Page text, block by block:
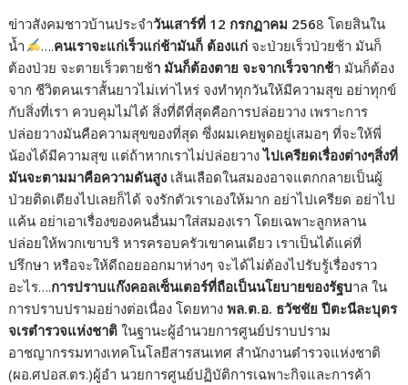
ข่าวสังคมชาวบ้านประจำวันเสาร์ที่ 12 กรกฏาคม 2568 โดยสินใน
น้ำ
….คนเราจะแก่เร็วแก่ช้ามันก็ ต้องแก่จะป่วยเร็วป่วยช้า มันก็
ต้องป่วย จะตายเร็วตายช้า มันก็ต้องตาย จะจากเร็วจากช้า มันก็ต้อง
จาก ชีวิตคนเราสั้นยาวไม่เท่าไหร่ จงทำทุกวันให้มีความสุข อย่าทุกข์
กับสิ่งที่เรา ควบคุมไม่ได้ สิ่งที่ดีที่สุดคือการปล่อยวาง เพราะการ
ปล่อยวางมันคือความสุขของที่สุด ซึ่งผมเคยพูดอยู่เสมอๆ ที่จะให้พี่
น้องได้มีความสุข แต่ถ้าหากเราไม่ปล่อยวางไปเครียดเรื่องต่างๆสิ่งที่
มันจะตามมาคือความดันสูง เส้นเลือดในสมองอาจแตกกลายเป็นผู้
ป่วยติดเตียงไปเลยก็ได้ จงรักตัวเราเองให้มาก อย่าไปเครียด อย่าไป
แค้น อย่าเอาเรื่องของคนอื่นมาใส่สมองเรา โดยเฉพาะลูกหลาน
ปล่อยให้พวกเขาบริ หารครอบครัวเขาคนเดียว เราเป็นได้แค่ที่
ปรึกษา หรือจะให้ดีถอยออกมาห่างๆ จะได้ไม่ต้องไปรับรู้เรื่องราว
อะไร….การปราบแก๊งคอลเซ็นเตอร์ที่ถือเป็นนโยบายของรัฐบาล ใน
การปราบปรามอย่างต่อเนื่อง โดยทางพล.ต.อ. ธวัชชัย ปีตะนีละบุตร
จเรตำรวจแห่งชาติ ในฐานะผู้อำนวยการศูนย์ปราบปราม
อาชญากรรมทางเทคโนโลยีสารสนเทศ สำนักงานตำรวจแห่งชาติ
(ผอ.ศปอส.ตร.)ผู้อำ นวยการศูนย์ปฏิบัติการเฉพาะกิจและการค้า